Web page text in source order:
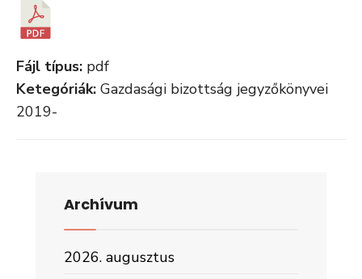
Fájl típus: pdf
Ketegóriák: Gazdasági bizottság jegyzőkönyvei
2019-
Archívum
2026. augusztus